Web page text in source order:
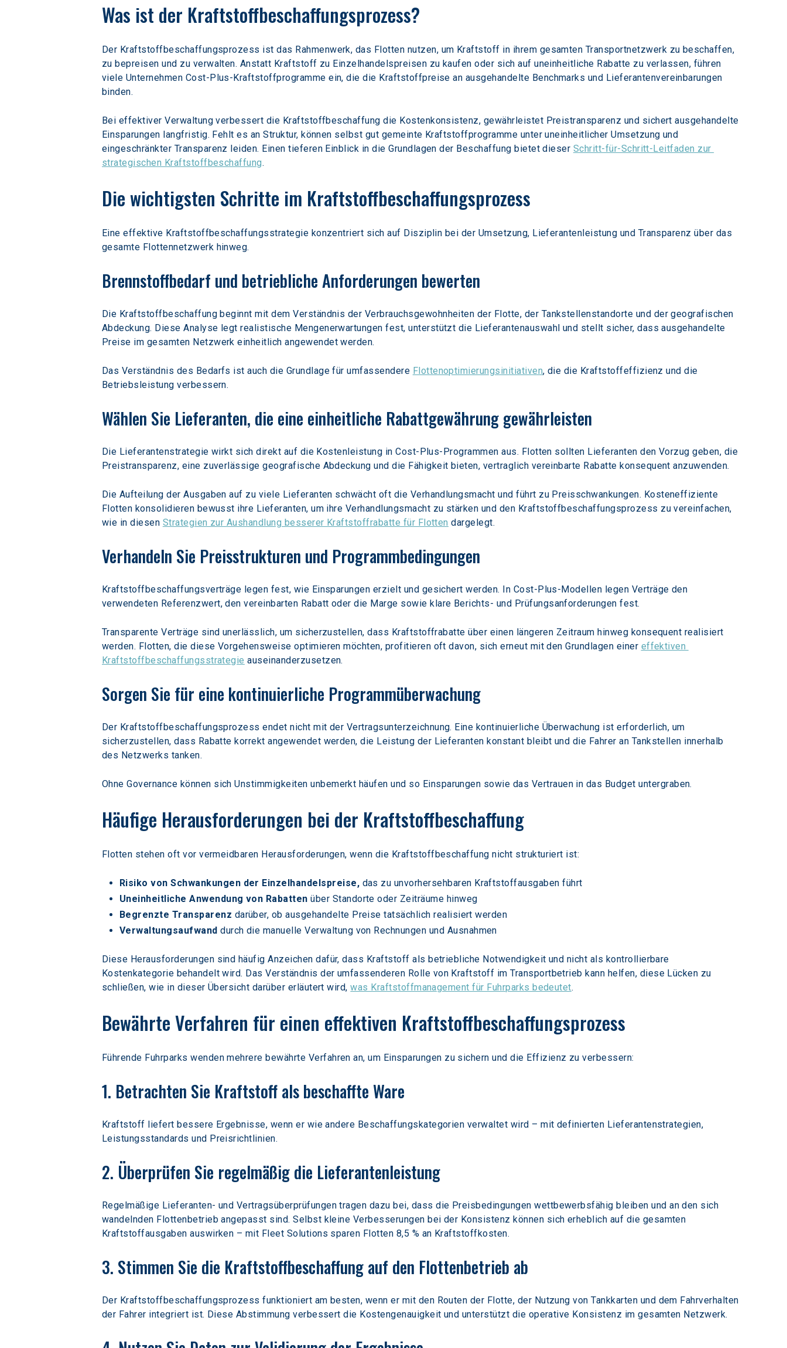
Was ist der Kraftstoffbeschaffungsprozess?
Der Kraftstoffbeschaffungsprozess ist das Rahmenwerk, das Flotten nutzen, um Kraftstoff in ihrem gesamten Transportnetzwerk zu beschaffen,
zu bepreisen und zu verwalten. Anstatt Kraftstoff zu Einzelhandelspreisen zu kaufen oder sich auf uneinheitliche Rabatte zu verlassen, führen
viele Unternehmen Cost-Plus-Kraftstoffprogramme ein, die die Kraftstoffpreise an ausgehandelte Benchmarks und Lieferantenvereinbarungen
binden.
Bei effektiver Verwaltung verbessert die Kraftstoffbeschaffung die Kostenkonsistenz, gewährleistet Preistransparenz und sichert ausgehandelte
Einsparungen langfristig. Fehlt es an Struktur, können selbst gut gemeinte Kraftstoffprogramme unter uneinheitlicher Umsetzung und
eingeschränkter Transparenz leiden. Einen tieferen Einblick in die Grundlagen der Beschaffung bietet dieser Schritt-für-Schritt-Leitfaden zur
strategischen Kraftstoffbeschaffung.
Die wichtigsten Schritte im Kraftstoffbeschaffungsprozess
Eine effektive Kraftstoffbeschaffungsstrategie konzentriert sich auf Disziplin bei der Umsetzung, Lieferantenleistung und Transparenz über das
gesamte Flottennetzwerk hinweg.
Brennstoffbedarf und betriebliche Anforderungen bewerten
Die Kraftstoffbeschaffung beginnt mit dem Verständnis der Verbrauchsgewohnheiten der Flotte, der Tankstellenstandorte und der geografischen
Abdeckung. Diese Analyse legt realistische Mengenerwartungen fest, unterstützt die Lieferantenauswahl und stellt sicher, dass ausgehandelte
Preise im gesamten Netzwerk einheitlich angewendet werden.
Das Verständnis des Bedarfs ist auch die Grundlage für umfassendere Flottenoptimierungsinitiativen, die die Kraftstoffeffizienz und die
Betriebsleistung verbessern.
Wählen Sie Lieferanten, die eine einheitliche Rabattgewährung gewährleisten
Die Lieferantenstrategie wirkt sich direkt auf die Kostenleistung in Cost-Plus-Programmen aus. Flotten sollten Lieferanten den Vorzug geben, die
Preistransparenz, eine zuverlässige geografische Abdeckung und die Fähigkeit bieten, vertraglich vereinbarte Rabatte konsequent anzuwenden.
Die Aufteilung der Ausgaben auf zu viele Lieferanten schwächt oft die Verhandlungsmacht und führt zu Preisschwankungen. Kosteneffiziente
Flotten konsolidieren bewusst ihre Lieferanten, um ihre Verhandlungsmacht zu stärken und den Kraftstoffbeschaffungsprozess zu vereinfachen,
wie in diesen Strategien zur Aushandlung besserer Kraftstoffrabatte für Flotten dargelegt.
Verhandeln Sie Preisstrukturen und Programmbedingungen
Kraftstoffbeschaffungsverträge legen fest, wie Einsparungen erzielt und gesichert werden. In Cost-Plus-Modellen legen Verträge den
verwendeten Referenzwert, den vereinbarten Rabatt oder die Marge sowie klare Berichts- und Prüfungsanforderungen fest.
Transparente Verträge sind unerlässlich, um sicherzustellen, dass Kraftstoffrabatte über einen längeren Zeitraum hinweg konsequent realisiert
werden. Flotten, die diese Vorgehensweise optimieren möchten, profitieren oft davon, sich erneut mit den Grundlagen einer effektiven
Kraftstoffbeschaffungsstrategie auseinanderzusetzen.
Sorgen Sie für eine kontinuierliche Programmüberwachung
Der Kraftstoffbeschaffungsprozess endet nicht mit der Vertragsunterzeichnung. Eine kontinuierliche Überwachung ist erforderlich, um
sicherzustellen, dass Rabatte korrekt angewendet werden, die Leistung der Lieferanten konstant bleibt und die Fahrer an Tankstellen innerhalb
des Netzwerks tanken.
Ohne Governance können sich Unstimmigkeiten unbemerkt häufen und so Einsparungen sowie das Vertrauen in das Budget untergraben.
Häufige Herausforderungen bei der Kraftstoffbeschaffung
Flotten stehen oft vor vermeidbaren Herausforderungen, wenn die Kraftstoffbeschaffung nicht strukturiert ist:
Risiko von Schwankungen der Einzelhandelspreise, das zu unvorhersehbaren Kraftstoffausgaben führt
Uneinheitliche Anwendung von Rabatten über Standorte oder Zeiträume hinweg
Begrenzte Transparenz darüber, ob ausgehandelte Preise tatsächlich realisiert werden
Verwaltungsaufwand durch die manuelle Verwaltung von Rechnungen und Ausnahmen
Diese Herausforderungen sind häufig Anzeichen dafür, dass Kraftstoff als betriebliche Notwendigkeit und nicht als kontrollierbare
Kostenkategorie behandelt wird. Das Verständnis der umfassenderen Rolle von Kraftstoff im Transportbetrieb kann helfen, diese Lücken zu
schließen, wie in dieser Übersicht darüber erläutert wird, was Kraftstoffmanagement für Fuhrparks bedeutet.
Bewährte Verfahren für einen effektiven Kraftstoffbeschaffungsprozess
Führende Fuhrparks wenden mehrere bewährte Verfahren an, um Einsparungen zu sichern und die Effizienz zu verbessern:
1. Betrachten Sie Kraftstoff als beschaffte Ware
Kraftstoff liefert bessere Ergebnisse, wenn er wie andere Beschaffungskategorien verwaltet wird – mit definierten Lieferantenstrategien,
Leistungsstandards und Preisrichtlinien.
2. Überprüfen Sie regelmäßig die Lieferantenleistung
Regelmäßige Lieferanten- und Vertragsüberprüfungen tragen dazu bei, dass die Preisbedingungen wettbewerbsfähig bleiben und an den sich
wandelnden Flottenbetrieb angepasst sind. Selbst kleine Verbesserungen bei der Konsistenz können sich erheblich auf die gesamten
Kraftstoffausgaben auswirken – mit Fleet Solutions sparen Flotten 8,5 % an Kraftstoffkosten.
3. Stimmen Sie die Kraftstoffbeschaffung auf den Flottenbetrieb ab
Der Kraftstoffbeschaffungsprozess funktioniert am besten, wenn er mit den Routen der Flotte, der Nutzung von Tankkarten und dem Fahrverhalten
der Fahrer integriert ist. Diese Abstimmung verbessert die Kostengenauigkeit und unterstützt die operative Konsistenz im gesamten Netzwerk.